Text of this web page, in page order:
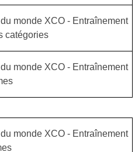
monde XCO - Entraînement
catégories
monde XCO - Entraînement
monde XCO - Entraînement